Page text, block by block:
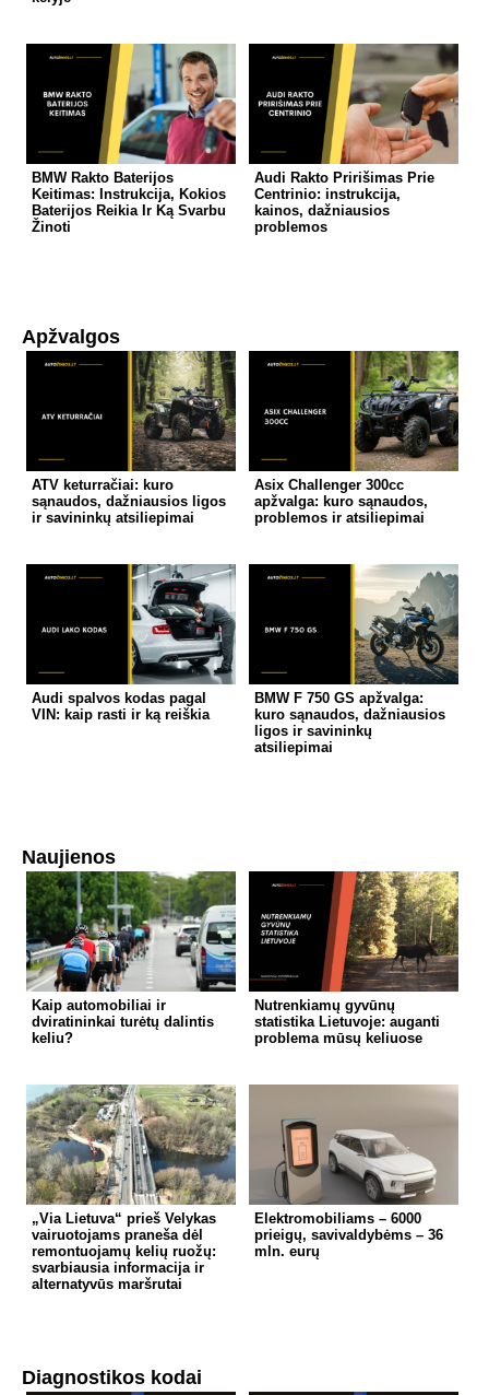
BMW Rakto Baterijos
Keitimas: Instrukcija, Kokios
Baterijos Reikia Ir Ką Svarbu
Žinoti
Audi Rakto Pririšimas Prie
Centrinio: instrukcija,
kainos, dažniausios
problemos
Apžvalgos
ATV keturračiai: kuro
sąnaudos, dažniausios ligos
ir savininkų atsiliepimai
Asix Challenger 300cc
apžvalga: kuro sąnaudos,
problemos ir atsiliepimai
Audi spalvos kodas pagal
VIN: kaip rasti ir ką reiškia
BMW F 750 GS apžvalga:
kuro sąnaudos, dažniausios
ligos ir savininkų
atsiliepimai
Naujienos
Kaip automobiliai ir
dviratininkai turėtų dalintis
keliu?
Nutrenkiamų gyvūnų
statistika Lietuvoje: auganti
problema mūsų keliuose
„Via Lietuva“ prieš Velykas
vairuotojams praneša dėl
remontuojamų kelių ruožų:
svarbiausia informacija ir
alternatyvūs maršrutai
Elektromobiliams – 6000
prieigų, savivaldybėms – 36
mln. eurų
Diagnostikos kodai